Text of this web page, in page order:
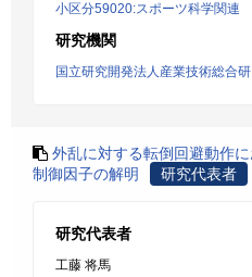
小区分59020:スポーツ科学関連
研究機関
国立研究開発法人産業技術総合
外乱に対する転倒回避動作
制御因子の解明
研究代表者
研究代表者
工藤 将馬